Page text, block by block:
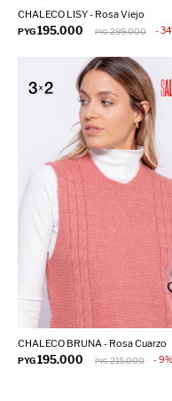
CHALECO LISY - Rosa Viejo
PYG195.000 PYG 299.000 34
CHALECO BRUNA - Rosa Cuarzo
PYG195.000 PYG 215.000 9